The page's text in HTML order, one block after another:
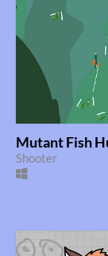
Mutant Fish
Shooter